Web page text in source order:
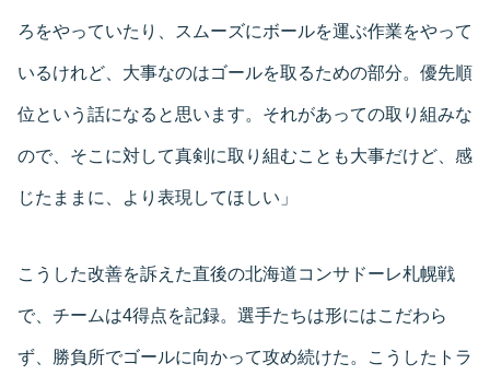
ろをやっていたり、スムーズにボールを運ぶ作業をやって
いるけれど、大事なのはゴールを取るための部分。優先順
位という話になると思います。それがあっての取り組みな
ので、そこに対して真剣に取り組むことも大事だけど、感
じたままに、より表現してほしい」
こうした改善を訴えた直後の北海道コンサドーレ札幌戦
で、チームは4得点を記録。選手たちは形にはこだわら
ず、勝負所でゴールに向かって攻め続けた。こうしたトラ